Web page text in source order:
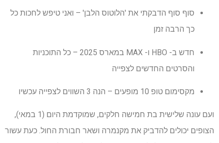
סוף סוף הדבקתי את 'הלוטוס הלבן' – ואני טיפש לחכות כל
כך הרבה זמן
חדש ב- HBO ו- MAX במארס 2025 – כל התוכניות
והסרטים החדשים לצפייה
מקסימום טופ 10 מופעים – הנה 3 השווים לצפייה עכשיו
ועם עונה שלישית בת חמישה חלקים, שמוקדמת היום (1 ​​במאי),
הצופים יכולים להדביק את מקנמרה ושאר חבורת החול. כעת עשור